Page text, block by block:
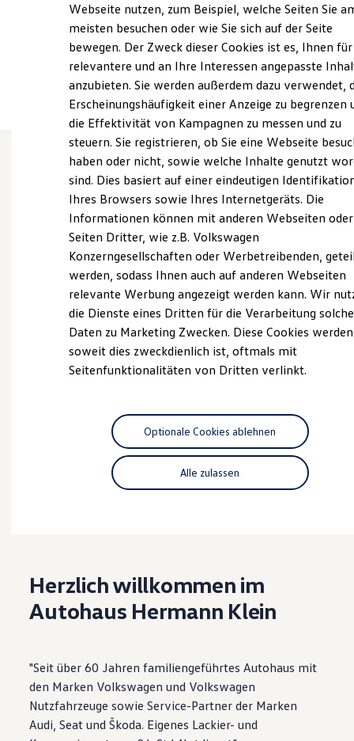
Laden
Laden unterwegs
Laden Zuhause
Ladestationen finden
Ladezeitensimulator
Batterie
Sicherheit
Garantie und Lebensdauer
Nachhaltigkeit
Technologie
Kosten und Kauf
Verbrauchskosten
Kaufoptionen
E-Auto-Förderung
Software und Konnektivität
ID. Software Versionen und Updates
Digitale Extras
Schnittstellen zu Ihrem ID.
Hybridautos
Marke und Erlebnis
Volkswagen R und R Experience
R-Modelle
Driving Experience
Volkswagen entdecken
Lifestyle Shop
T-Roc Kollektion
Golf Kollektion
ID. Kollektion
Volkswagen Kollektion
R-Kollektion
Software Updates
Inspektion und HU/AU
Pannen- und Unfallhilfe
Economy Service
Volkswagen Teile
Zubehör
Modellspezifisches Zubehör
Ansprechpartner
Wie können wir
Ihnen weiterhelfen?
Probefahrt vereinbaren
Serviceanfrage stellen
Herzlich willkommen im
Autohaus Hermann Klein
"Seit über 60 Jahren familiengeführtes Autohaus mit
den Marken Volkswagen und Volkswagen
Nutzfahrzeuge sowie Service-Partner der Marken
Audi, Seat und Škoda. Eigenes Lackier- und
Webseite nutzen, zum Beispiel, welche Seiten Sie
meisten besuchen oder wie Sie sich auf der Seite
bewegen. Der Zweck dieser Cookies ist es, Ihnen für
relevantere und an Ihre Interessen angepasste
anzubieten. Sie werden außerdem dazu verwendet,
Erscheinungshäufigkeit einer Anzeige zu begrenzen
die Effektivität von Kampagnen zu messen und zu
steuern. Sie registrieren, ob Sie eine Webseite
haben oder nicht, sowie welche Inhalte genutzt
sind. Dies basiert auf einer eindeutigen
Ihres Browsers sowie Ihres Internetgeräts. Die
Informationen können mit anderen Webseiten oder
Seiten Dritter, wie z.B. Volkswagen
Konzerngesellschaften oder Werbetreibenden,
werden, sodass Ihnen auch auf anderen Webseiten
relevante Werbung angezeigt werden kann. Wir
die Dienste eines Dritten für die Verarbeitung
Daten zu Marketing Zwecken. Diese Cookies
soweit dies zweckdienlich ist, oftmals mit
Seitenfunktionalitäten von Dritten verlinkt.
Alle zulassen
Optionale Cookies ablehnen